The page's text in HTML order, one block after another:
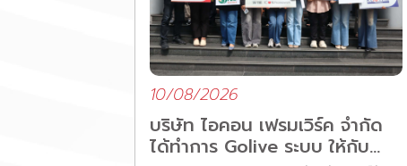
10/08/2026
บริษัท ไอคอน เฟรมเวิร์ค จำกัด
ได้ทำการ Golive ระบบ ให้กับ